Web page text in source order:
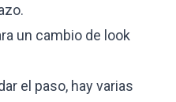
un cambio de look
el paso, hay varias